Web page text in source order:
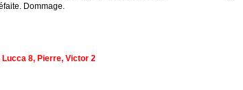
Dommage.
Lucca 8, Pierre, Victor 2